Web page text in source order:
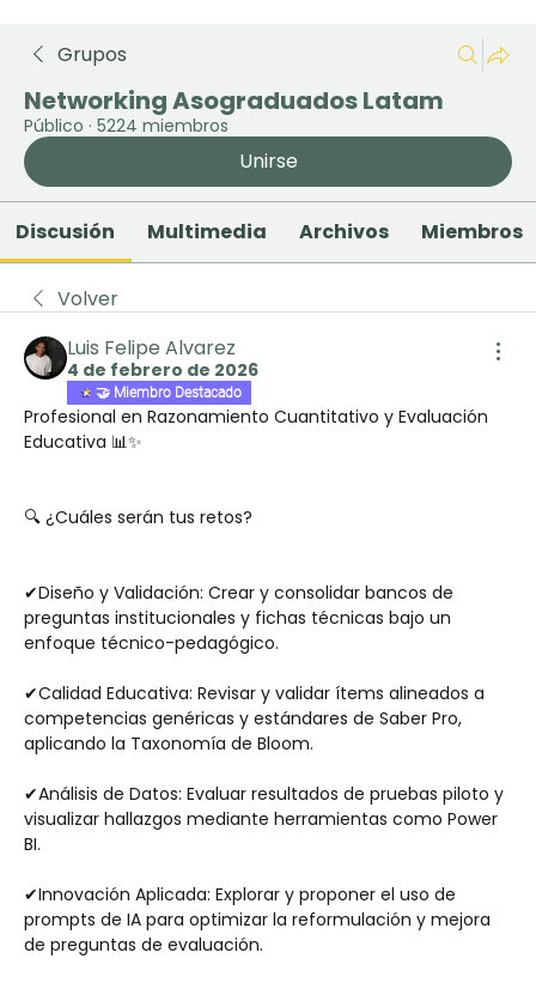
Grupos
Networking Asograduados Latam
Público · 5224 miembros
Unirse
Discusión Multimedia Archivos Miembros
Volver
Luis Felipe Alvarez
4 de febrero de 2026
🤝 Miembro Destacado
Profesional en Razonamiento Cuantitativo y Evaluación
Educativa 📊✨
🔍 ¿Cuáles serán tus retos?
✔Diseño y Validación: Crear y consolidar bancos de
preguntas institucionales y fichas técnicas bajo un
enfoque técnico-pedagógico.
✔Calidad Educativa: Revisar y validar ítems alineados a
competencias genéricas y estándares de Saber Pro,
aplicando la Taxonomía de Bloom.
✔Análisis de Datos: Evaluar resultados de pruebas piloto y
visualizar hallazgos mediante herramientas como Power
BI.
✔Innovación Aplicada: Explorar y proponer el uso de
prompts de IA para optimizar la reformulación y mejora
de preguntas de evaluación.